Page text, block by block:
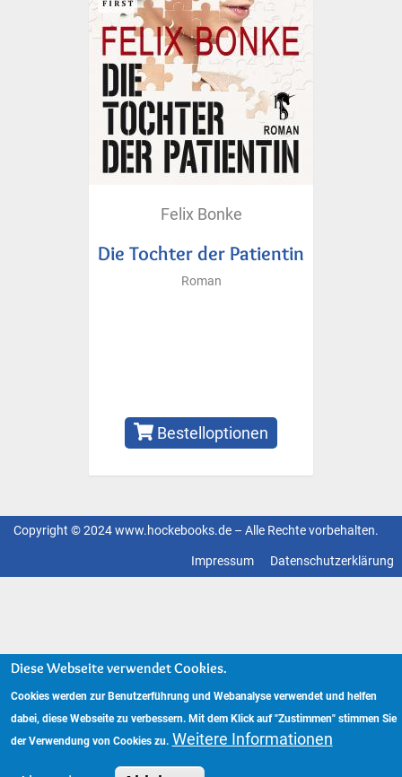
Felix Bonke
Die Tochter der Patientin
Roman
Bestelloptionen
Copyright © 2024 www.hockebooks.de – Alle Rechte vorbehalten.
Datenschutzerklärung
Impressum
Diese Webseite verwendet Cookies.
Cookies werden zur Benutzerführung und Webanalyse verwendet und helfen
dabei, diese Webseite zu verbessern. Mit dem Klick auf "Zustimmen" stimmen Sie
der Verwendung von Cookies zu. Weitere Informationen